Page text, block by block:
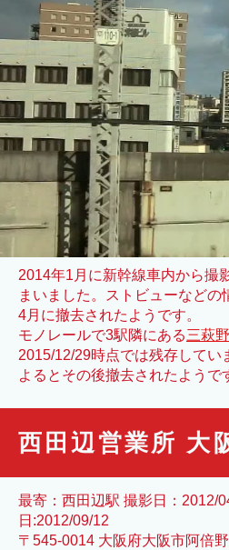
2014年1月に新幹線車内から撮
まいました。ストビューなど
4月に撤去されたようです。
モノレールで3駅隣にある三萩
2015/12/29時点では残存してい
よるとその後撤去されたようで
西田辺営業所 大
最寄：西田辺駅 撮影日：2012/
日:2012/09/12
〒545-0014 大阪府大阪市阿倍